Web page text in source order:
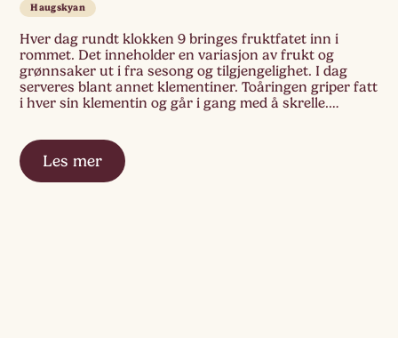
Haugskyan
Hver dag rundt klokken 9 bringes fruktfatet inn i
rommet. Det inneholder en variasjon av frukt og
grønnsaker ut i fra sesong og tilgjengelighet. I dag
serveres blant annet klementiner. Toåringen griper fatt
i hver sin klementin og går i gang med å skrelle.
Les mer